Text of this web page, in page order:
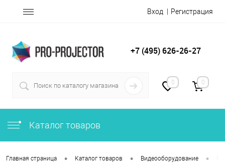
Вход Регистрация
+7 (495) 626-26-27
0 0
Каталог товаров
Главная страница • Каталог товаров • Видеооборудование •